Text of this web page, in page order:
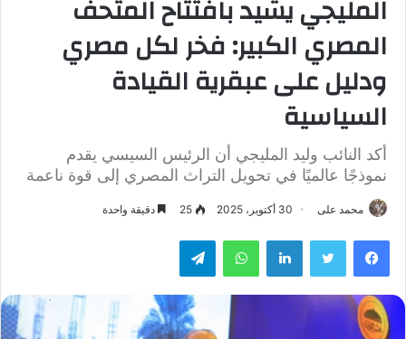
المليجي يشيد بافتتاح المتحف
المصري الكبير: فخر لكل مصري
ودليل على عبقرية القيادة
السياسية
أكد النائب وليد المليجي أن الرئيس السيسي يقدم
نموذجًا عالميًا في تحويل التراث المصري إلى قوة ناعمة
محمد على 30 أكتوبر، 2025 25 دقيقة واحدة
فيسبوك تويتر لينكدإن واتساب تيلقرام